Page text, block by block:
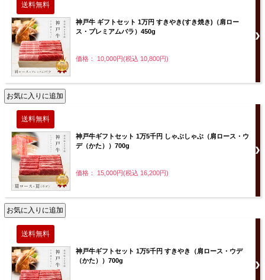
神戸牛 ギフトセット 1万円 すきやき(すき焼き)（肩ロー
ス・プレミアムバラ）450g
価格： 10,000円(税込 10,800円)
神戸牛ギフトセット 1万5千円 しゃぶしゃぶ（肩ロース・ウ
デ（かた））700g
価格： 15,000円(税込 16,200円)
神戸牛ギフトセット 1万5千円 すきやき（肩ロース・ウデ
（かた））700g